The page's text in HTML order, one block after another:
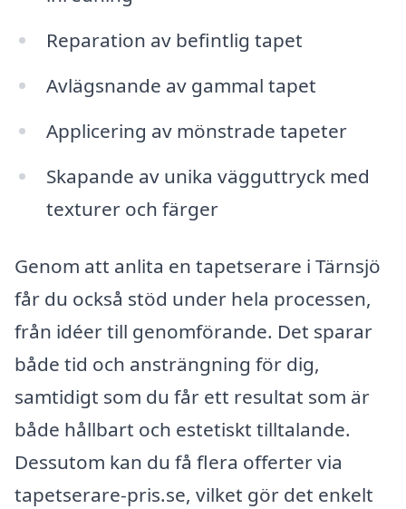
Reparation av befintlig tapet
Avlägsnande av gammal tapet
Applicering av mönstrade tapeter
Skapande av unika vägguttryck med
texturer och färger
Genom att anlita en tapetserare i Tärnsjö
får du också stöd under hela processen,
från idéer till genomförande. Det sparar
både tid och ansträngning för dig,
samtidigt som du får ett resultat som är
både hållbart och estetiskt tilltalande.
Dessutom kan du få flera offerter via
tapetserare-pris.se, vilket gör det enkelt